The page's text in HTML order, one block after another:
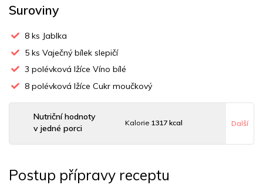
Suroviny
8 ks Jablka
5 ks Vaječný bílek slepičí
3 polévková lžíce Víno bílé
8 polévková lžíce Cukr moučkový
Nutriční hodnoty
v jedné porci
Kalorie 1317 kcal
Bílkoviny26 g Uhlovodany319 g
Další
Postup přípravy receptu